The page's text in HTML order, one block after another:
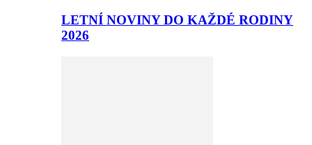
LETNÍ NOVINY DO KAŽDÉ RODINY
2026